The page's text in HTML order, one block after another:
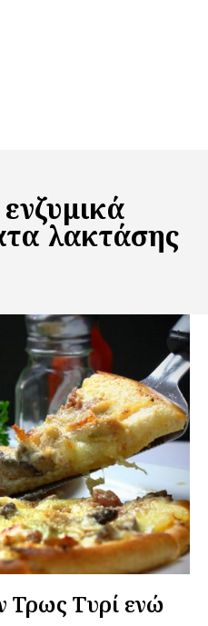
ενζυμικά
λακτάσης
Τρως Τυρί ενώ